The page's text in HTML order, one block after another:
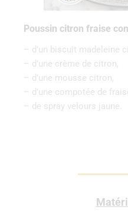
Poussin citron fraise
– d’un biscuit madeleine
– d’une crème de citron,
– d’une mousse citron,
– d’une compotée de
– de spray velours jaune.